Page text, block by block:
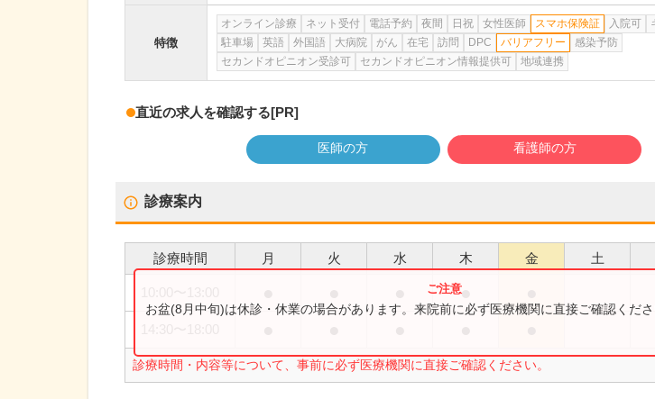
特徴
オンライン診療 ネット受付 電話予約 夜間 日祝 女性医師 スマホ保険証 入院可
駐車場
英語 外国語 大病院 がん 在宅 訪問 DPC バリアフリー
感染予防
セカンドオピニオン受診可
セカンドオピニオン情報提供可 地域連携
直近の求人を確認する[PR]
医師の方 看護師の方
診療案内
診療時間 月 火 水 木 金 土
●
診療時間・内容等について、事前に必ず医療機関に直接ご確認ください。
お盆(8月中旬)は休診・休業の場合があります。来院前に必ず医療機関に直接ご確認くださ